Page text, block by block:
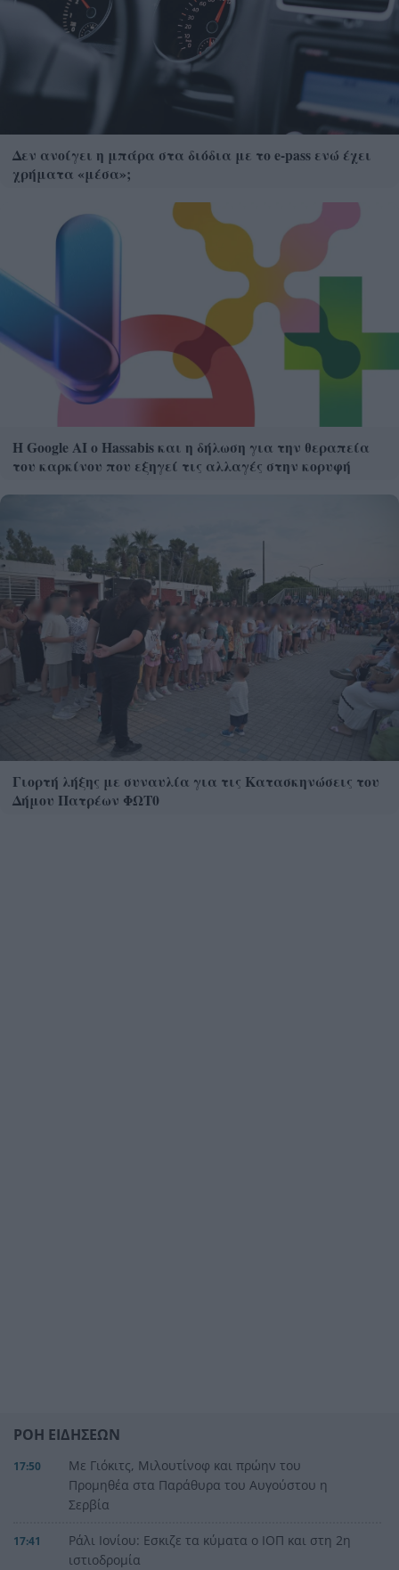
Δεν ανοίγει η μπάρα στα διόδια με το e-pass ενώ έχει
χρήματα «μέσα»;
Η Google ΑΙ ο Hassabis και η δήλωση για την θεραπεία
του καρκίνου που εξηγεί τις αλλαγές στην κορυφή
Γιορτή λήξης με συναυλία για τις Κατασκηνώσεις του
Δήμου Πατρέων ΦΩΤ0
ΡΟΗ ΕΙΔΗΣΕΩΝ
17:50
Με Γιόκιτς, Μιλουτίνοφ και πρώην του
Προμηθέα στα Παράθυρα του Αυγούστου η
Σερβία
17:41
Ράλι Ιονίου: Εσκιζε τα κύματα ο ΙΟΠ και στη 2η
ιστιοδρομία